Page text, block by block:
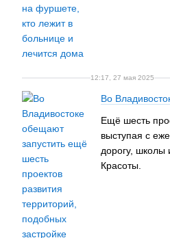
12:17, 27 мая 2025
Во
Ещё шесть
выступая с
дорогу, школы
Красоты.